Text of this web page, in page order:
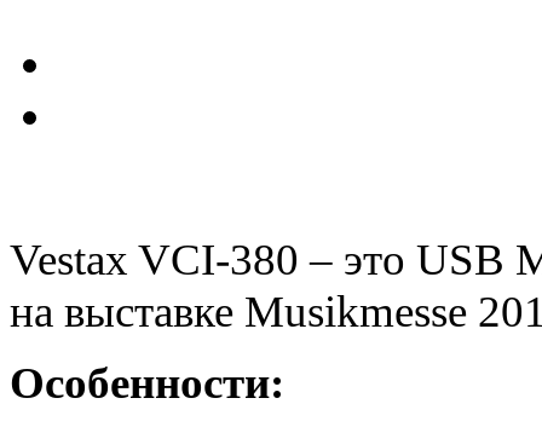
Vestax VCI-380 – это USB
на выставке Musikmesse
Особенности: